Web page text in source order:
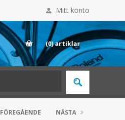
Mitt konto
(0)artiklar
FÖREGÅENDE NÄSTA